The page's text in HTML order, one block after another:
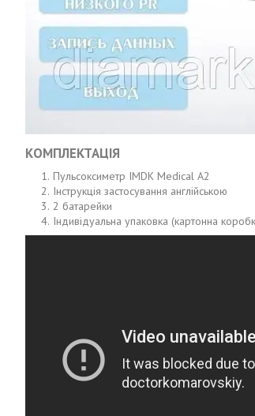
КОМПЛЕКТАЦІЯ
Пульсоксиметр IMDK Medical A2
Інструкція застосування англійською
2 батарейки
Індивідуальна упаковка (картонна